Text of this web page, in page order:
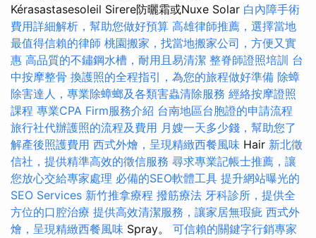
Kérasastasesoleil Sirere防曬霜或Nuxe Solar 白內障手術
費用詳細解析，幫助您做好預算 高雄律師推薦，選擇當地
最值得信賴的律師 桃園搬家，找當地搬家公司，方便又實
惠 高品質的不鏽鋼水槽，耐用且易清潔 整脊師證照培訓 台
中按摩整骨 換護照的全程指引，為您的旅程做好準備 除蟑
除害達人，專業除蟑螂及各類害蟲清除服務 經絡按摩證照
課程 專業CPA Firm服務介紹 台南地區台胞證的申請流程
旅行社代辦護照的流程及費用 月嫂一天多少錢，幫助您了
解產後照護費用 西式外燴，呈現精緻西餐風味 Hair 新北徵
信社，提供精準高效的徵信服務 尋求專業記帳士推薦，讓
您放心交給專家處理 必備的SEO軟體工具 提升網站曝光的
SEO Services 新竹推拿療程 撥筋療法 牙科診所，提供全
方位的口腔治療 提供高效清潔服務，讓家居無瑕疵 西式外
燴，呈現精緻西餐風味 Spray。 可信賴的關鍵字行銷專家